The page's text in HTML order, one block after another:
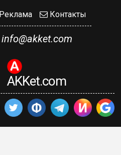
Реклама Контакты
info@akket.com
AKKet.com